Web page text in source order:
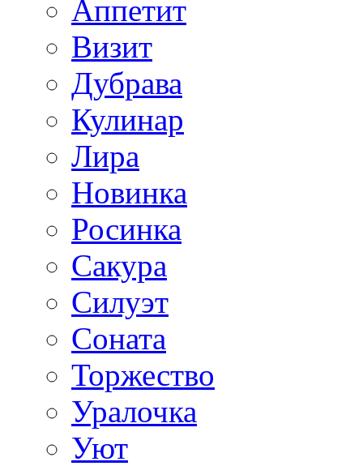
Аппетит
Визит
Дубрава
Кулинар
Лира
Новинка
Росинка
Сакура
Силуэт
Соната
Торжество
Уралочка
Уют